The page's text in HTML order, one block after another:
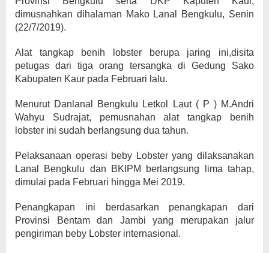
dimusnahkan dihalaman Mako Lanal Bengkulu, Senin
(22/7/2019).
Alat tangkap benih lobster berupa jaring ini,disita
petugas dari tiga orang tersangka di Gedung Sako
Kabupaten Kaur pada Februari lalu.
Menurut Danlanal Bengkulu Letkol Laut ( P ) M.Andri
Wahyu Sudrajat, pemusnahan alat tangkap benih
lobster ini sudah berlangsung dua tahun.
Pelaksanaan operasi beby Lobster yang dilaksanakan
Lanal Bengkulu dan BKIPM berlangsung lima tahap,
dimulai pada Februari hingga Mei 2019.
Penangkapan ini berdasarkan penangkapan dari
Provinsi Bentam dan Jambi yang merupakan jalur
pengiriman beby Lobster internasional.